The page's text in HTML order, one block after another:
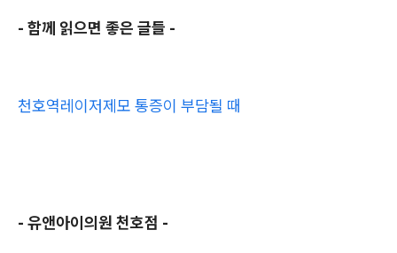
- 함께 읽으면 좋은 글들 -
천호역레이저제모 통증이 부담될 때
- 유앤아이의원 천호점 -